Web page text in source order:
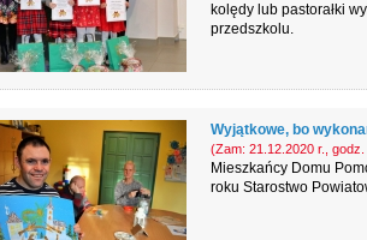
kolędy lub pastorałki
przedszkolu.
Wyjątkowe, bo
(Zam: 21.12.2020 r., godz.
Mieszkańcy Domu
roku Starostwo